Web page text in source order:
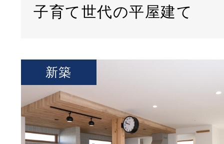
子育て世代の平屋建て
新築